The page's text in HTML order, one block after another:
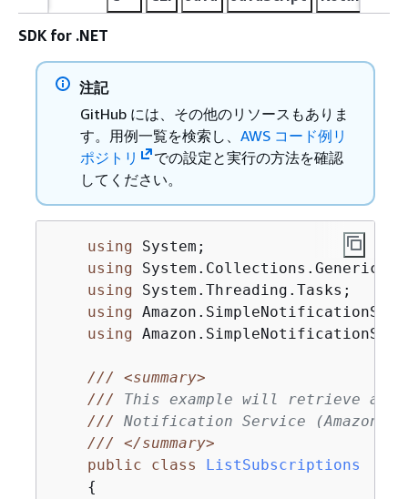
SDK for .NET
注記
GitHub には、その他のリソースもありま
す。用例一覧を検索し、 AWS コード例リ
ポジトリ
での設定と実行の方法を確認
してください。
using System;
using System.Collections.Generic;
using System.Threading.Tasks;
using
using
///
<summary>
/// This example will retrieve a
/// Notification Service (Amazon
///
</summary>
public
class
ListSubscriptions
{